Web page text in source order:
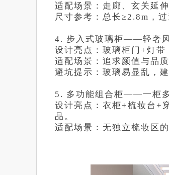
适配场景：走廊、玄关延
尺寸参考：总长≥2.8m，过
4. 步入式玻璃柜——轻奢
设计亮点：玻璃柜门+灯带
适配场景：追求颜值与品
避坑提示：玻璃易显乱，
5. 多功能组合柜——一柜
设计亮点：衣柜+梳妆台+
品。
适配场景：无独立梳妆区的